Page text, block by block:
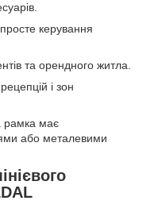
керування
та орендного житла.
і зон
рамка має
або металевими